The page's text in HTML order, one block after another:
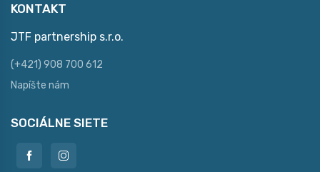
KONTAKT
JTF partnership s.r.o.
(+421) 908 700 612
Napíšte nám
SOCIÁLNE SIETE